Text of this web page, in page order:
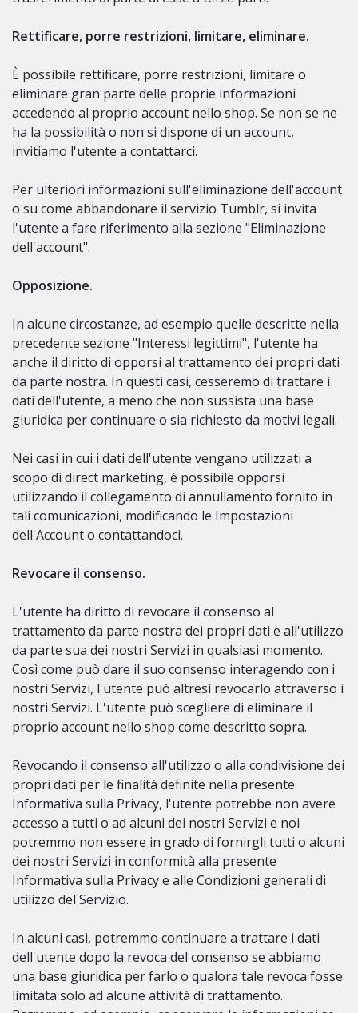
Rettificare, porre restrizioni, limitare, eliminare.
È possibile rettificare, porre restrizioni, limitare o
eliminare gran parte delle proprie informazioni
accedendo al proprio account nello shop. Se non se ne
ha la possibilità o non si dispone di un account,
invitiamo l'utente a contattarci.
Per ulteriori informazioni sull'eliminazione dell'account
o su come abbandonare il servizio Tumblr, si invita
l'utente a fare riferimento alla sezione "Eliminazione
dell'account".
Opposizione.
In alcune circostanze, ad esempio quelle descritte nella
precedente sezione "Interessi legittimi", l'utente ha
anche il diritto di opporsi al trattamento dei propri dati
da parte nostra. In questi casi, cesseremo di trattare i
dati dell'utente, a meno che non sussista una base
giuridica per continuare o sia richiesto da motivi legali.
Nei casi in cui i dati dell'utente vengano utilizzati a
scopo di direct marketing, è possibile opporsi
utilizzando il collegamento di annullamento fornito in
tali comunicazioni, modificando le Impostazioni
dell'Account o contattandoci.
Revocare il consenso.
L'utente ha diritto di revocare il consenso al
trattamento da parte nostra dei propri dati e all'utilizzo
da parte sua dei nostri Servizi in qualsiasi momento.
Così come può dare il suo consenso interagendo con i
nostri Servizi, l'utente può altresì revocarlo attraverso i
nostri Servizi. L'utente può scegliere di eliminare il
proprio account nello shop come descritto sopra.
Revocando il consenso all'utilizzo o alla condivisione dei
propri dati per le finalità definite nella presente
Informativa sulla Privacy, l'utente potrebbe non avere
accesso a tutti o ad alcuni dei nostri Servizi e noi
potremmo non essere in grado di fornirgli tutti o alcuni
dei nostri Servizi in conformità alla presente
Informativa sulla Privacy e alle Condizioni generali di
utilizzo del Servizio.
In alcuni casi, potremmo continuare a trattare i dati
dell'utente dopo la revoca del consenso se abbiamo
una base giuridica per farlo o qualora tale revoca fosse
limitata solo ad alcune attività di trattamento.